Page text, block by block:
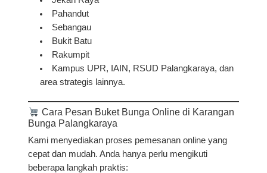
Pahandut
Sebangau
Bukit Batu
Rakumpit
Kampus UPR, IAIN, RSUD Palangkaraya, dan
area strategis lainnya.
Cara Pesan Buket Bunga Online di Karangan
Bunga Palangkaraya
Kami menyediakan proses pemesanan online yang
cepat dan mudah. Anda hanya perlu mengikuti
beberapa langkah praktis: